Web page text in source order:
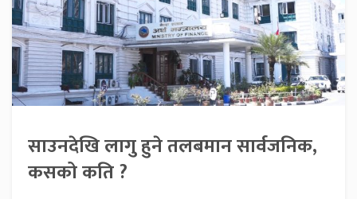
साउनदेखि लागु हुने तलबमान सार्वजनिक,
कसको कति ?